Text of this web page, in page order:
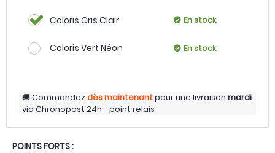
Coloris Gris Clair En stock
Coloris Vert Néon En stock
Commandezdès maintenantpour une livraison mardi
via Chronopost 24h - point relais
POINTS FORTS :